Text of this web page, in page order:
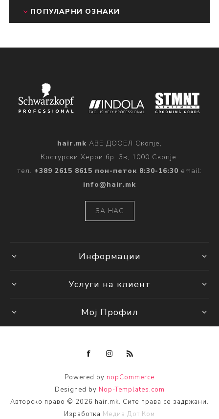
ПОПУЛАРНИ ОЗНАКИ
hair.mk АВЕ ДООЕЛ Скопје,
Костурски Херои бр. 3в, 1000 Скопје.
тел. +389 2615 8615 пон-петок 8:30-16:30 email:
info@hair.mk
ЗА НАС
Информации
Услуги на клиент
Мој Профил
Powered by nopCommerce
Designed by Nop-Templates.com
Авторско право © 2026 hair.mk. Сите права се задржани.
Изработка Медиа Дот Ком